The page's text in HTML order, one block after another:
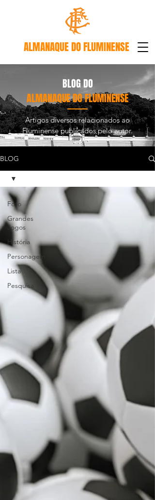
ALMANAQUE DO FLUMINENSE
BLOG DO
ALMANAQUE DO FLUMINENSE
Artigos diversos relacionados ao
Fluminense publicados pelo autor.
BLOG
Foto
Grandes
Jogos
História
Personagem
Lista
Pesquisa